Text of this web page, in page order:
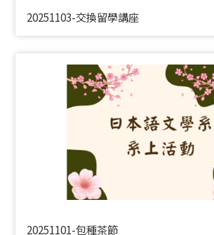
20251103-交換留學講座
20251101-包種茶節